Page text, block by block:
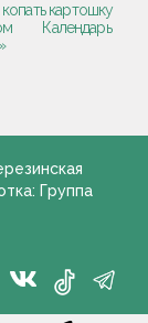
картошку
Календарь
Группа